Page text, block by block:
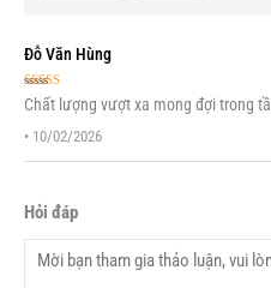
Đỗ Văn Hùng
Được xếp
hạng 55 sao
Chất lượng vượt xa mong đợi trong
• 10/02/2026
Hỏi đáp